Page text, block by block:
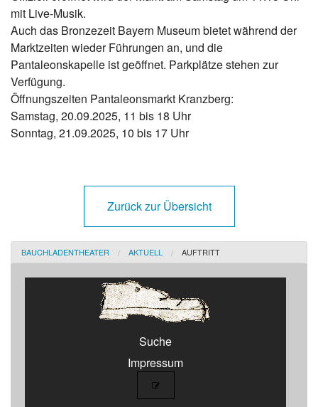
mit Live-Musik.
Auch das Bronzezeit Bayern Museum bietet während der
Marktzeiten wieder Führungen an, und die
Pantaleonskapelle ist geöffnet. Parkplätze stehen zur
Verfügung.
Öffnungszeiten Pantaleonsmarkt Kranzberg:
Samstag, 20.09.2025, 11 bis 18 Uhr
Sonntag, 21.09.2025, 10 bis 17 Uhr
Zurück zur Übersicht
BAUCHLADENTHEATER AKTUELL AUFTRITT
Suche
Impressum